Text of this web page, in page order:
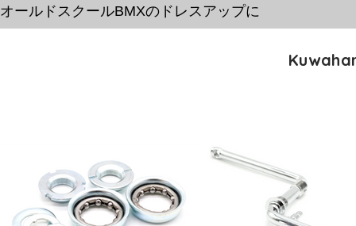
オールドスクールBMXのドレスアップに